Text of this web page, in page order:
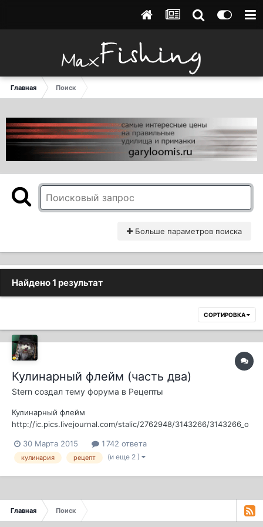
Главная Поиск
Больше параметров поиска
Найдено 1 результат
СОРТИРОВКА
Кулинарный флейм (часть два)
Stern создал тему форума в Рецепты
Кулинарный флейм
http://ic.pics.livejournal.com/stalic/2762948/3143266/3143266_o
недель Пасха, так ведь, наверняка, поедут дачники во все
концы и почти у каждого в багажнике будет лежать мясо,
30 Марта 2015 1 742 ответа
кулинария рецепт (и еще 2 )
Главная Поиск